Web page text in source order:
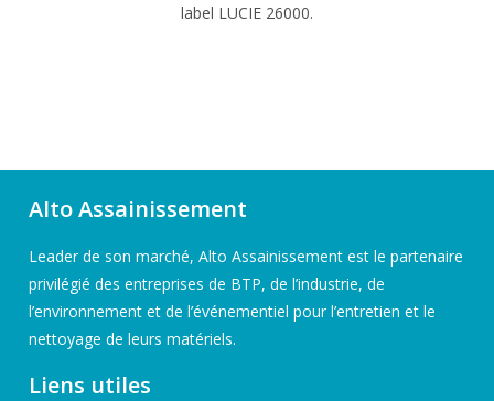
label LUCIE 26000.
Alto Assainissement
Leader de son marché, Alto Assainissement est le partenaire
privilégié des entreprises de BTP, de l’industrie, de
l’environnement et de l’événementiel pour l’entretien et le
nettoyage de leurs matériels.
Liens utiles